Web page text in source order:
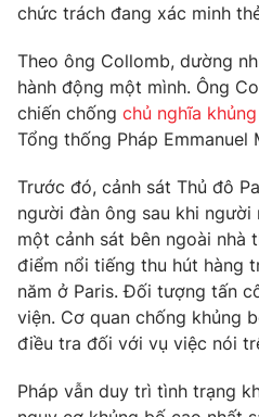
VTV Money
VTV Sức khoẻ
Thị trường 24h
VTV4
VTV9
Liên hệ tòa soạn
chức trách đang xác minh
Theo ông Collomb, dường
hành động một mình. Ông
chiến chống chủ nghĩa
Tổng thống Pháp Emmanuel
Trước đó, cảnh sát Thủ đô
người đàn ông sau khi
một cảnh sát bên ngoài nhà
điểm nổi tiếng thu hút hàng
năm ở Paris. Đối tượng tấn
viện. Cơ quan chống khủng
điều tra đối với vụ việc nói
Pháp vẫn duy trì tình trạng